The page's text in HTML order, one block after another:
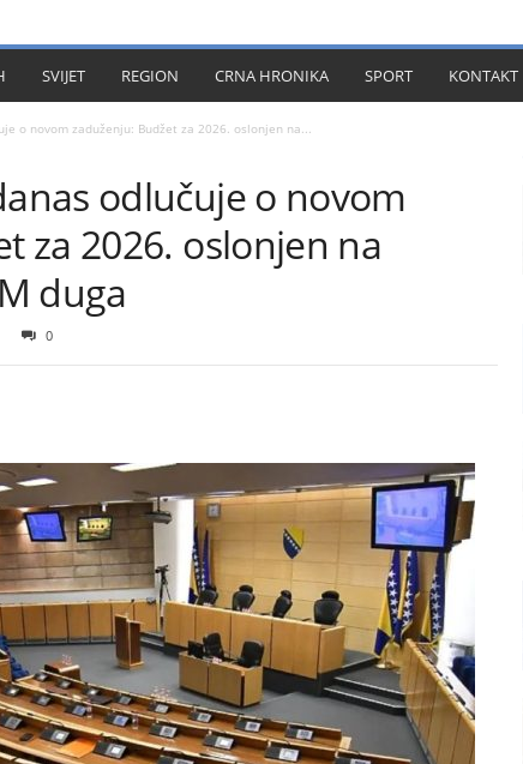
SVIJET REGION CRNA HRONIKA SPORT KONTAKT
o novom zaduženju: Budžet za 2026. oslonjen na...
odlučuje o novom
za 2026. oslonjen na
duga
0